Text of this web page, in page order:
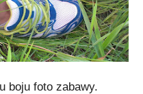
boju foto zabawy.